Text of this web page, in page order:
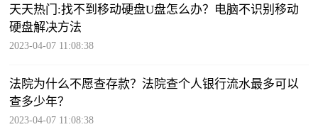
天天热门:找不到移动硬盘U盘怎么办？电脑不识别移动
硬盘解决方法
2023-04-07 11:08:38
法院为什么不愿查存款？法院查个人银行流水最多可以
查多少年？
2023-04-07 11:08:38